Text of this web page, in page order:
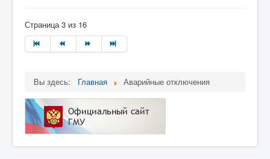
Страница 3 из 16
Вы здесь: Главная Аварийные отключения